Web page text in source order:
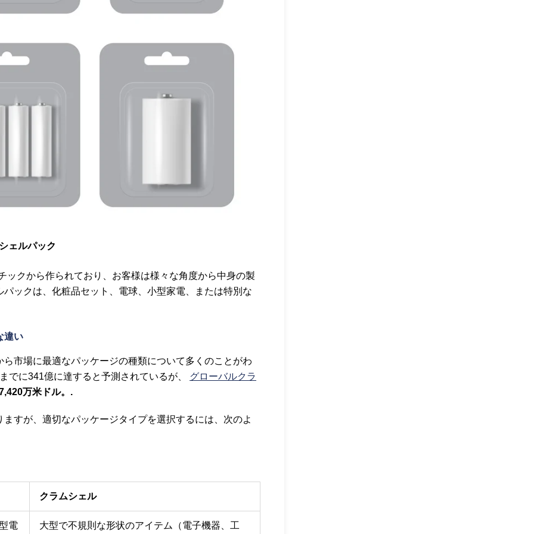
ェルパック
クから作られており、お客様は様々な角度から中身の製
ックは、化粧品セット、電球、小型家電、または特別な
違い
市場に最適なパッケージの種類について多くのことがわ
でに341億に達すると予測されているが、 グローバルクラ
万米ドル。.
すが、適切なパッケージタイプを選択するには、次のよ
クラムシェル
電 大型で不規則な形状のアイテム（電子機器、工